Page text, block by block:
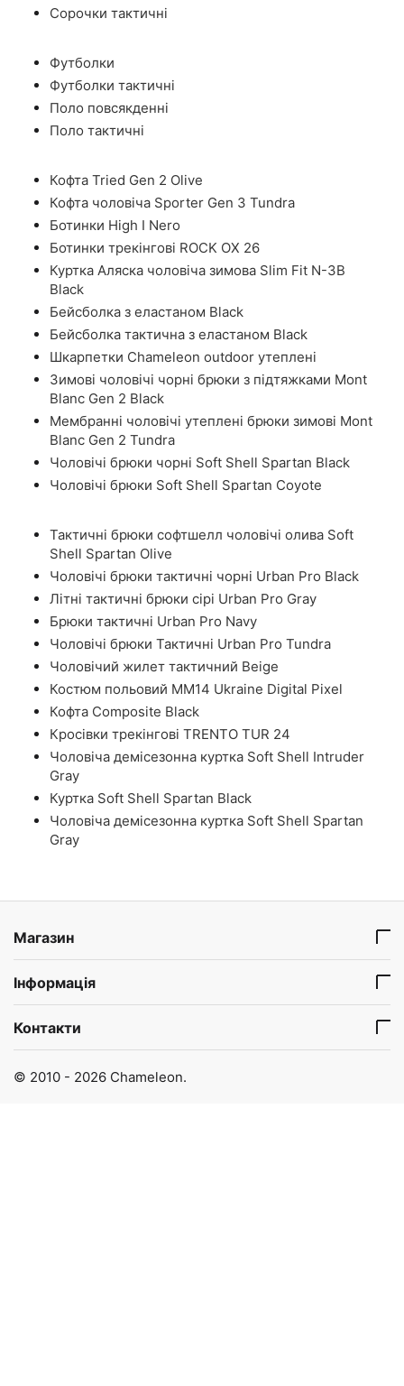
Сорочки тактичні
Футболки
Футболки тактичні
Поло повсякденні
Поло тактичні
Кофта Tried Gen 2 Olive
Кофта чоловіча Sporter Gen 3 Tundra
Ботинки High I Nero
Ботинки трекінгові ROCK OX 26
Куртка Аляска чоловіча зимова Slim Fit N-3B
Black
Бейсболка з еластаном Black
Бейсболка тактична з еластаном Black
Шкарпетки Chameleon outdoor утеплені
Зимові чоловічі чорні брюки з підтяжками Mont
Blanc Gen 2 Black
Мембранні чоловічі утеплені брюки зимові Mont
Blanc Gen 2 Tundra
Чоловічі брюки чорні Soft Shell Spartan Black
Чоловічі брюки Soft Shell Spartan Coyote
Тактичні брюки софтшелл чоловічі олива Soft
Shell Spartan Olive
Чоловічі брюки тактичні чорні Urban Pro Black
Літні тактичні брюки сірі Urban Pro Gray
Брюки тактичні Urban Pro Navy
Чоловічі брюки Тактичні Urban Pro Tundra
Чоловічий жилет тактичний Beige
Костюм польовий ММ14 Ukraine Digital Pixel
Кофта Composite Black
Кросівки трекінгові TRENTO TUR 24
Чоловіча демісезонна куртка Soft Shell Intruder
Gray
Куртка Soft Shell Spartan Black
Чоловіча демісезонна куртка Soft Shell Spartan
Gray
Магазин
Інформація
Контакти
© 2010 - 2026 Chameleon.